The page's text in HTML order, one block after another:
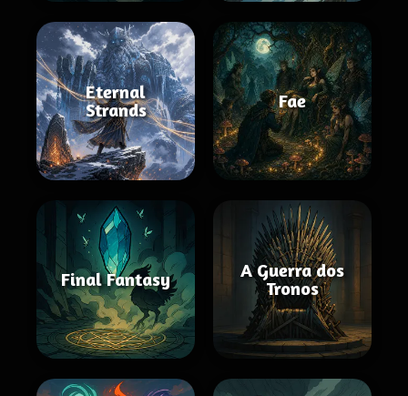
Eternal
Strands
Fae
Final Fantasy
A Guerra dos
Tronos